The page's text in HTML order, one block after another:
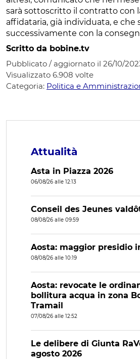
sarà sottoscritto il contratto con
affidataria, già individuata, e che
successivamente con la
Scritto da bobine.tv
Pubblicato / aggiornato il 26/10/
Visualizzato 6.908 volte
Categoria: Politica e
Attualità
Asta in Piazza 2026
06/08/26 alle 12:13
Conseil des Jeunes
08/08/26 alle 09:59
Aosta: maggior presidio
08/08/26 alle 10:19
Aosta: revocate le
bollitura acqua in zona
Tramail
07/08/26 alle 12:52
Le delibere di Giunta
agosto 2026